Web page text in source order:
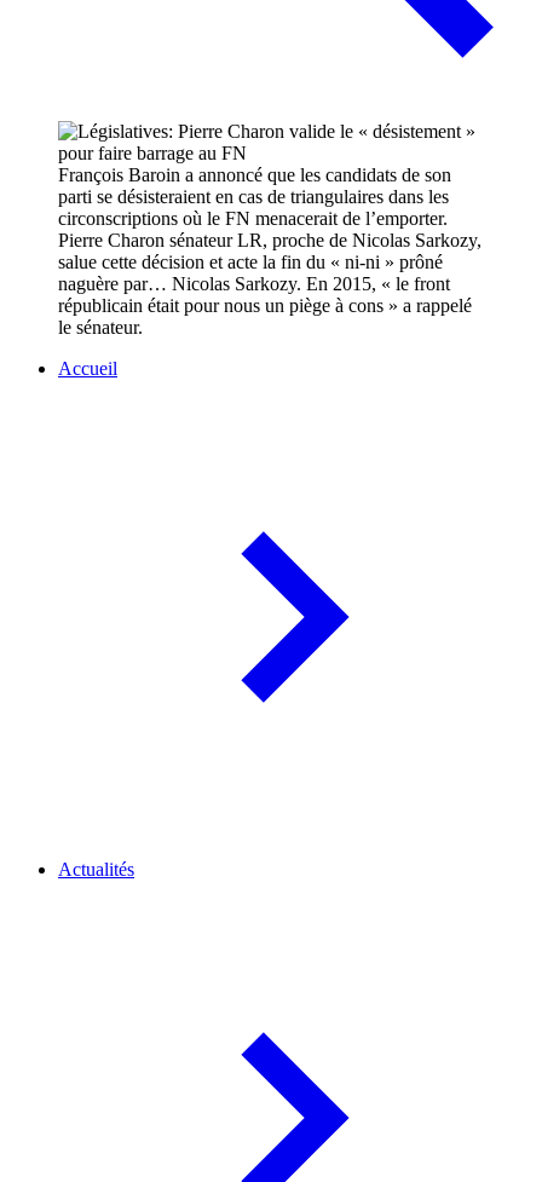
François Baroin a annoncé que les candidats de son
parti se désisteraient en cas de triangulaires dans les
circonscriptions où le FN menacerait de l’emporter.
Pierre Charon sénateur LR, proche de Nicolas Sarkozy,
salue cette décision et acte la fin du « ni-ni » prôné
naguère par… Nicolas Sarkozy. En 2015, « le front
républicain était pour nous un piège à cons » a rappelé
le sénateur.
Accueil
Actualités